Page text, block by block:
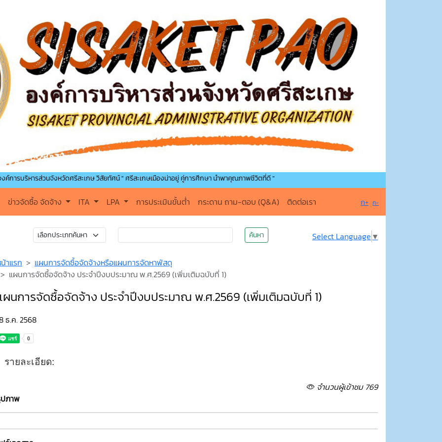
วนจังหวัดศรีสะเกษ วิสัยทัศน์ " ศรีสะเกษเมืองน่าอยู่ คู่การศึกษา นำพาคุณภาพชีวิตที่ดี "
ข่าวจัดซื้อ จัดจ้าง ITA LPA การประเมินขั้นต่ำ กระดาน ถาม-ตอบ (Q&A) ติดต่อเรา ก+ ก-
ค้นหา Select Language ▼
าแรก
แผนการจัดซื้อจัดจ้างหรือแผนการจัดหาพัสดุ
แผนการจัดซื้อจัดจ้าง ประจำปีงบประมาณ พ.ศ.2569 (เพิ่มเติมฉบับที่ 1)
นการจัดซื้อจัดจ้าง ประจำปีงบประมาณ พ.ศ.2569 (เพิ่มเติมฉบับที่ 1)
ธ.ค. 2568
รายละเอียด:
จำนวนผู้เข้าชม 769
ภาพ